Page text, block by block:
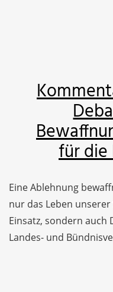
für die
Eine Ablehnung
nur das Leben
Einsatz, sondern auch
Landes- und